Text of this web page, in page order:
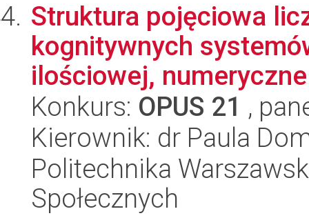
Struktura pojęciowa
kognitywnych
ilościowej,
Konkurs: OPUS 21 ,
Kierownik: dr Paula
Politechnika
Społecznych